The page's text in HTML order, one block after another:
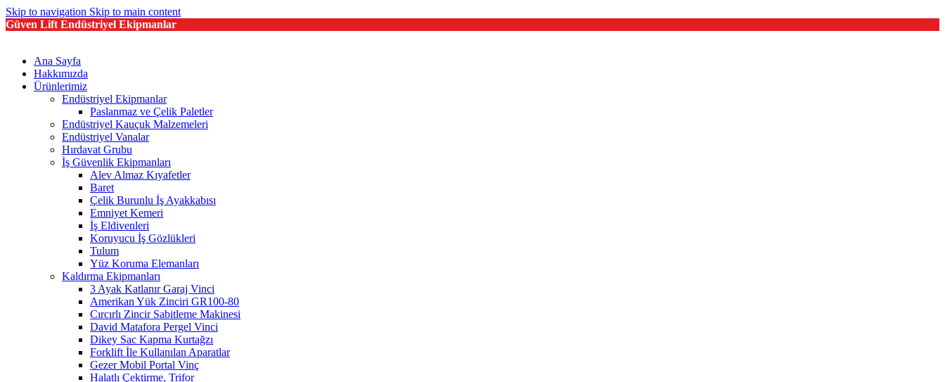
Skip to navigation Skip to main content
Güven Lift Endüstriyel Ekipmanlar
Ana Sayfa
Hakkımızda
Ürünlerimiz
Endüstriyel Ekipmanlar
Paslanmaz ve Çelik Paletler
Endüstriyel Kauçuk Malzemeleri
Endüstriyel Vanalar
Hırdavat Grubu
İş Güvenlik Ekipmanları
Alev Almaz Kıyafetler
Baret
Çelik Burunlu İş Ayakkabısı
Emniyet Kemeri
İş Eldivenleri
Koruyucu İş Gözlükleri
Tulum
Yüz Koruma Elemanları
Kaldırma Ekipmanları
3 Ayak Katlanır Garaj Vinci
Amerikan Yük Zinciri GR100-80
Cırcırlı Zincir Sabitleme Makinesi
David Matafora Pergel Vinci
Dikey Sac Kapma Kurtağzı
Forklift İle Kullanılan Aparatlar
Gezer Mobil Portal Vinç
Halatlı Çektirme, Trifor